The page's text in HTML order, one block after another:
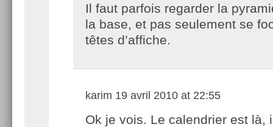
Il faut parfois regarder la
la base, et pas seulement se
têtes d’affiche.
karim 19 avril 2010 at 22:55
Ok je vois. Le calendrier est là,